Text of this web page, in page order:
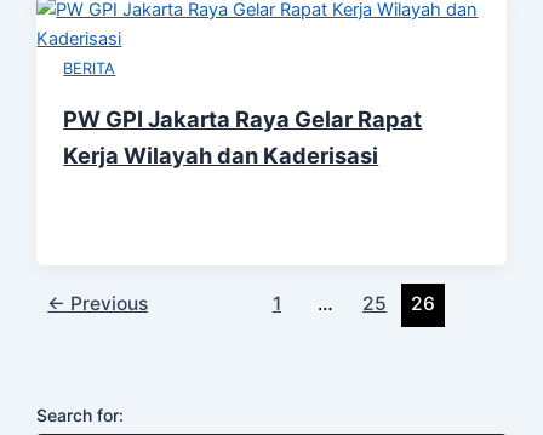
BERITA
PW GPI Jakarta Raya Gelar Rapat
Kerja Wilayah dan Kaderisasi
← Previous 1 … 25 26
Search for: